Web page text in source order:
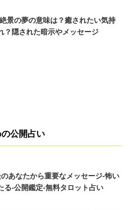
景の夢の意味は？癒されたい気持
？隠された暗示やメッセージ
公開占い
あなたから重要なメッセージ-怖い
る-公開鑑定-無料タロット占い